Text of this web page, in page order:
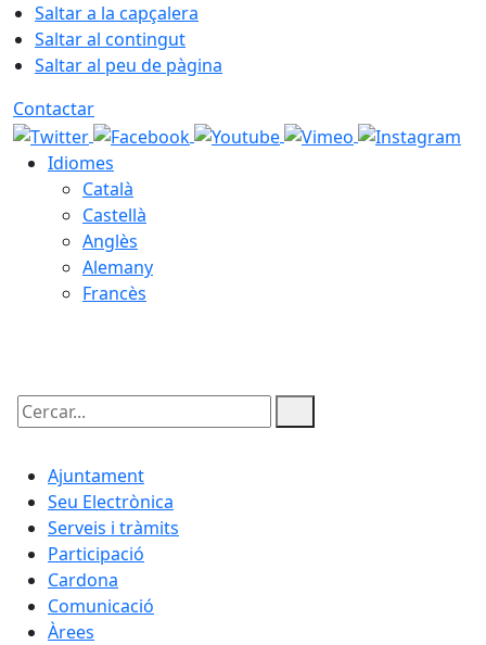
Saltar a la capçalera
Saltar al contingut
Saltar al peu de pàgina
Contactar
Idiomes
Català
Castellà
Anglès
Alemany
Francès
Cercar:
Ajuntament
Seu Electrònica
Serveis i tràmits
Participació
Cardona
Comunicació
Àrees